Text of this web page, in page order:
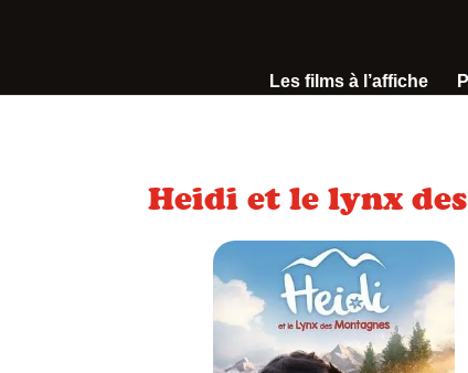
Les films à l’affiche
Heidi et le lynx